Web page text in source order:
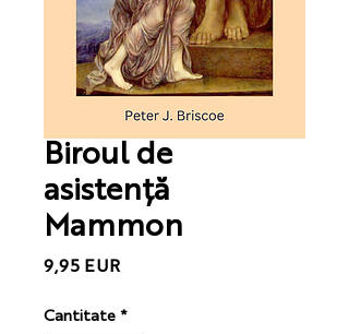
Biroul de
asistență
Mammon
9,95 EURPreț
Cantitate *